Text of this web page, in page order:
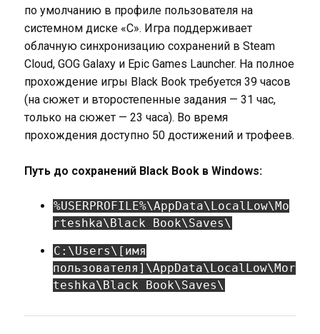
по умолчанию в профиле пользователя на
системном диске «C». Игра поддерживает
облачную синхронизацию сохранений в Steam
Cloud, GOG Galaxy и Epic Games Launcher. На полное
прохождение игры Black Book требуется 39 часов
(на сюжет и второстепенные задания — 31 час,
только на сюжет — 23 часа). Во время
прохождения доступно 50 достижений и трофеев.
Путь до сохранений Black Book в Windows:
%USERPROFILE%\AppData\LocalLow\Mo
rteshka\Black Book\Saves\
C:\Users\[имя
пользователя]\AppData\LocalLow\Mor
teshka\Black Book\Saves\